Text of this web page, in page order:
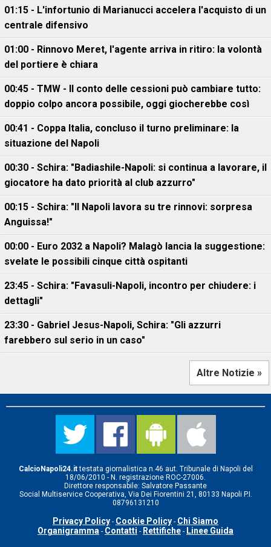
01:15 - L'infortunio di Marianucci accelera l'acquisto di un
centrale difensivo
01:00 - Rinnovo Meret, l'agente arriva in ritiro: la volontà
del portiere è chiara
00:45 - TMW - Il conto delle cessioni può cambiare tutto:
doppio colpo ancora possibile, oggi giocherebbe così
00:41 - Coppa Italia, concluso il turno preliminare: la
situazione del Napoli
00:30 - Schira: "Badiashile-Napoli: si continua a lavorare, il
giocatore ha dato priorità al club azzurro"
00:15 - Schira: "Il Napoli lavora su tre rinnovi: sorpresa
Anguissa!"
00:00 - Euro 2032 a Napoli? Malagò lancia la suggestione:
svelate le possibili cinque città ospitanti
23:45 - Schira: "Favasuli-Napoli, incontro per chiudere: i
dettagli"
23:30 - Gabriel Jesus-Napoli, Schira: "Gli azzurri
farebbero sul serio in un caso"
Altre Notizie »
CalcioNapoli24.ittestata giornalistica n.46 aut. Tribunale di Napoli del
18/06/2010 - N. registrazione ROC-27006.
Direttore responsabile: Salvatore Passante
Social Multiservice Cooperativa, Via Dei Fiorentini 21, 80133 Napoli P.I.
08796131210
Privacy Policy - Cookie Policy - Chi Siamo
Organigramma - Contatti - Rettifiche - Linee Guida